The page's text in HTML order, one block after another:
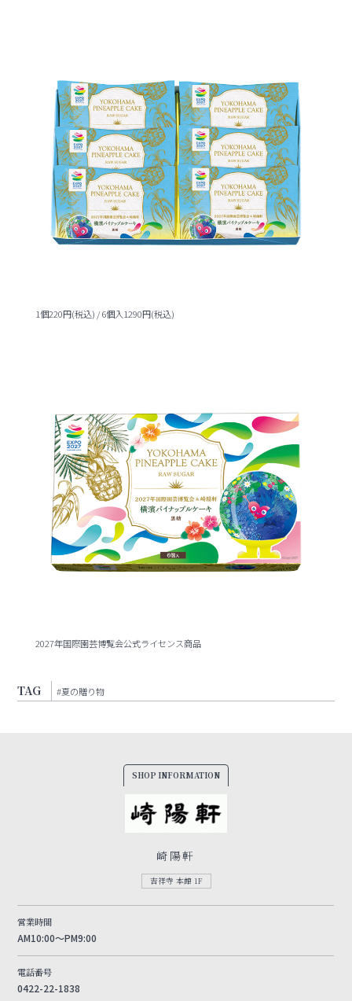
1個220円(税込) / 6個入1290円(税込)
2027年国際園芸博覧会公式ライセンス商品
TAG #夏の贈り物
SHOP INFORMATION
崎陽軒
吉祥寺 本館 1F
営業時間
AM10:00～PM9:00
電話番号
0422-22-1838